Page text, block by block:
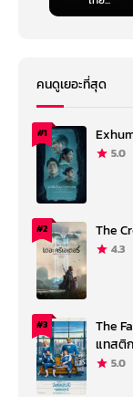
คนดูเยอะที่สุด
#1
5.0
#2 The
4.3
#3
The
แทสติ
5.0